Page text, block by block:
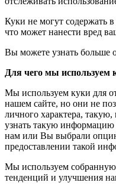
Куки не могут содержать
что может нанести вред
Вы можете узнать больше
Для чего мы используем
Мы используем куки для
нашем сайте, но они не
личного характера,
узнать такую информацию
нам или Вы выбрали
предоставлении такой
Мы используем
тенденций и улучшения